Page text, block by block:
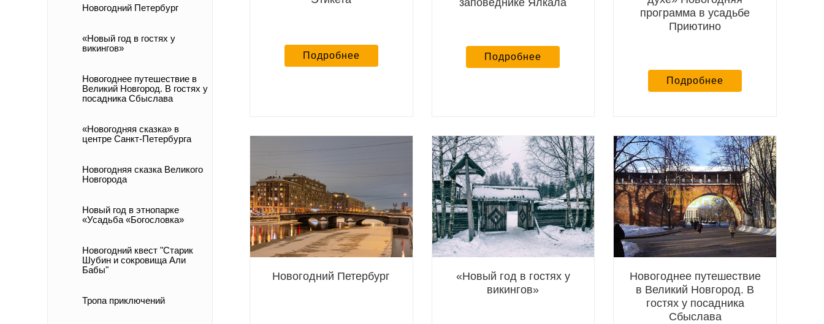
Новогодний Петербург
«Новый год в гостях у
викингов»
Новогоднее путешествие в
Великий Новгород. В гостях у
посадника Сбыслава
«Новогодняя сказка» в
центре Санкт-Петербурга
Новогодняя сказка Великого
Новгорода
Новый год в этнопарке
«Усадьба «Богословка»
Новогодний квест "Старик
Шубин и сокровища Али
Бабы"
Тропа приключений
Подробнее Подробнее
программа в усадьбе
Приютино
Подробнее
Новогодний Петербург
«Новый год в гостях у
викингов»
Новогоднее путешествие
в Великий Новгород. В
гостях у посадника
Сбыслава